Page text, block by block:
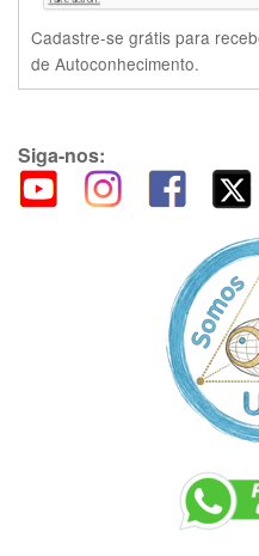
Cadastre-se grátis para
de Autoconhecimento.
Siga-nos: